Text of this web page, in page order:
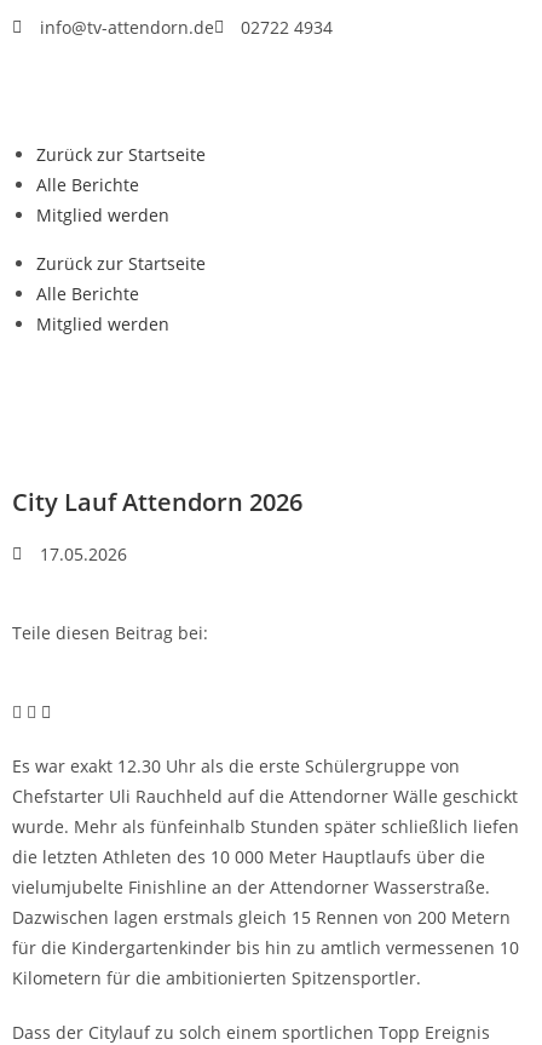
info@tv-attendorn.de 02722 4934
Zurück zur Startseite
Alle Berichte
Mitglied werden
Zurück zur Startseite
Alle Berichte
Mitglied werden
City Lauf Attendorn 2026
17.05.2026
Teile diesen Beitrag bei:
Es war exakt 12.30 Uhr als die erste Schülergruppe von
Chefstarter Uli Rauchheld auf die Attendorner Wälle geschickt
wurde. Mehr als fünfeinhalb Stunden später schließlich liefen
die letzten Athleten des 10 000 Meter Hauptlaufs über die
vielumjubelte Finishline an der Attendorner Wasserstraße.
Dazwischen lagen erstmals gleich 15 Rennen von 200 Metern
für die Kindergartenkinder bis hin zu amtlich vermessenen 10
Kilometern für die ambitionierten Spitzensportler.
Dass der Citylauf zu solch einem sportlichen Topp Ereignis